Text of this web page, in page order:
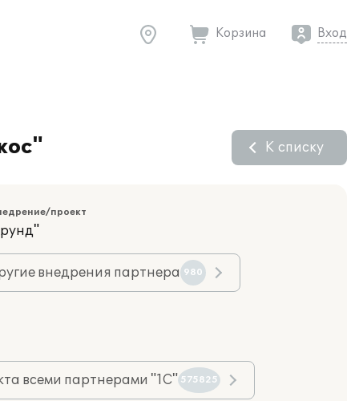
Корзина Вход
К списку
проект
внедрения партнера 980
всеми партнерами "1С" 575825